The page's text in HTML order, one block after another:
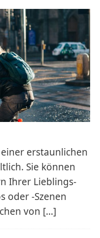
erstaunlichen
Sie können
Ihrer Lieblings-
oder -Szenen
von […]